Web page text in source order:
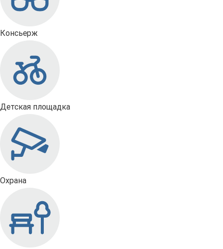
Консьерж
Детская площадка
Охрана